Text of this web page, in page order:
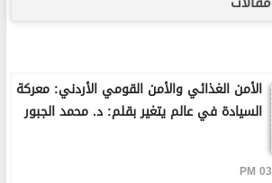
الأمن الغذائي والأمن القومي الأردني: معركة
السيادة في عالم يتغير بقلم: د. محمد الجبور